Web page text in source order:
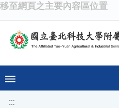
移至網頁之主要內容區位置
:::